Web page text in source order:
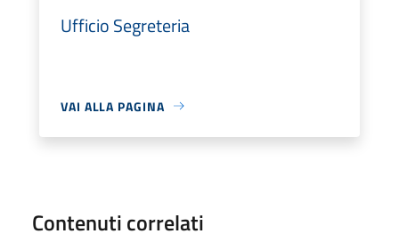
Ufficio Segreteria
VAI ALLA PAGINA
Contenuti correlati